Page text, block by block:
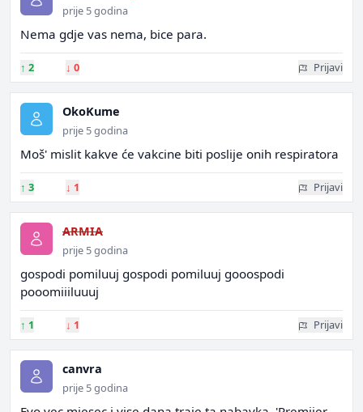
prije 5 godina
Nema gdje vas nema, bice para.
↑ 2 ↓ 0 Prijavi
OkoKume
prije 5 godina
Moš' mislit kakve će vakcine biti poslije onih respiratora
↑ 3 ↓ 1 Prijavi
ARMIA
prije 5 godina
gospodi pomiluuj gospodi pomiluuj gooospodi
pooomiiiluuuj
↑ 1 ↓ 1 Prijavi
canvra
prije 5 godina